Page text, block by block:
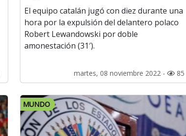
El equipo catalán jugó con diez durante una
hora por la expulsión del delantero polaco
Robert Lewandowski por doble
amonestación (31′).
martes, 08 noviembre 2022 - 85
MUNDO